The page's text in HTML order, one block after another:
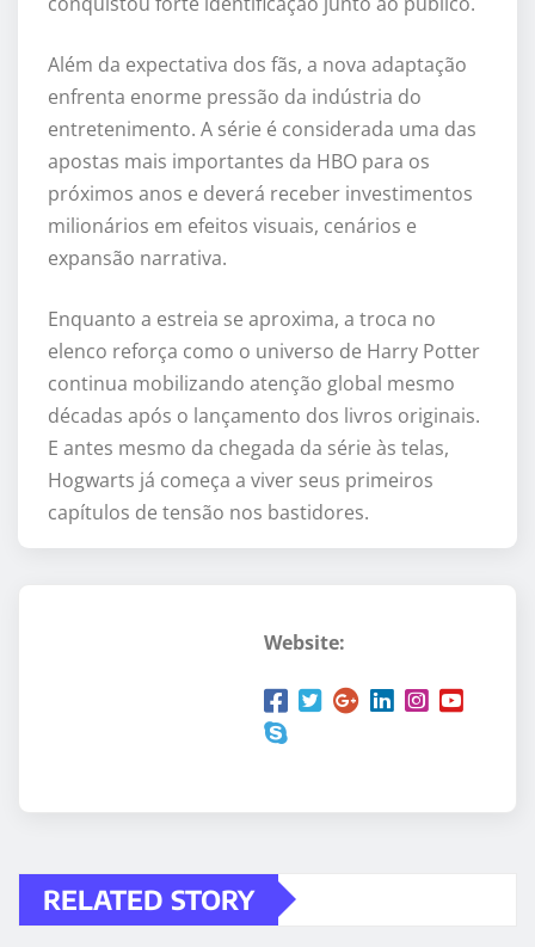
Além da expectativa dos fãs, a nova adaptação
enfrenta enorme pressão da indústria do
entretenimento. A série é considerada uma das
apostas mais importantes da HBO para os
próximos anos e deverá receber investimentos
milionários em efeitos visuais, cenários e
expansão narrativa.
Enquanto a estreia se aproxima, a troca no
elenco reforça como o universo de Harry Potter
continua mobilizando atenção global mesmo
décadas após o lançamento dos livros originais.
E antes mesmo da chegada da série às telas,
Hogwarts já começa a viver seus primeiros
capítulos de tensão nos bastidores.
Website:
RELATED STORY